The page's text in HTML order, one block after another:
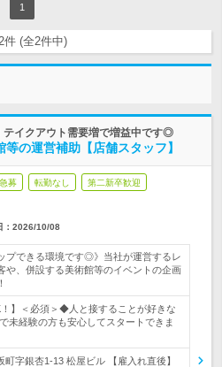
1
件 (全2件中)
テイクアウト需要増で増益中です◎
等の運営補助【店舗スタッフ】
急募 転勤なし 第二新卒歓迎
2026/10/08
プできる環境です◎》当社が運営するレ
や、併設する美術館等のイベントの企画
！】＜必須＞◆人と接することが好きな
未経験の方も安心してスタートできま
字銀杏1-13 松屋ビル 【雇入れ直後】